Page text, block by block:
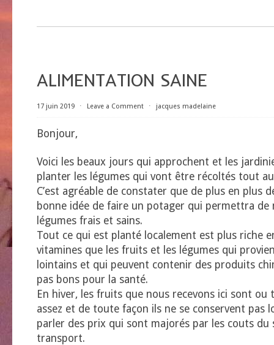
ALIMENTATION SAINE
17 juin 2019 ⋅ Leave a Comment ⋅ jacques madelaine
Bonjour,
Voici les beaux jours qui approchent et les
planter les légumes qui vont être récoltés tout au
C’est agréable de constater que de plus en plus
bonne idée de faire un potager qui permettra de
légumes frais et sains.
Tout ce qui est planté localement est plus riche
vitamines que les fruits et les légumes qui
lointains et qui peuvent contenir des produits
pas bons pour la santé.
En hiver, les fruits que nous recevons ici sont ou
assez et de toute façon ils ne se conservent pas
parler des prix qui sont majorés par les couts du
transport.